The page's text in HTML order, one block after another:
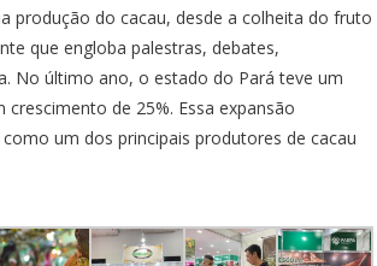
produção do cacau, desde a colheita do fruto
que engloba palestras, debates,
No último ano, o estado do Pará teve um
de 25%. Essa expansão
um dos principais produtores de cacau